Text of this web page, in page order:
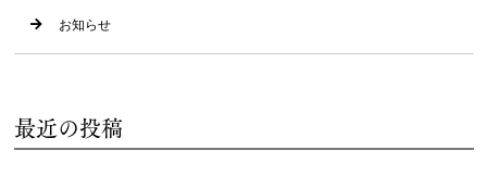
お知らせ
最近の投稿